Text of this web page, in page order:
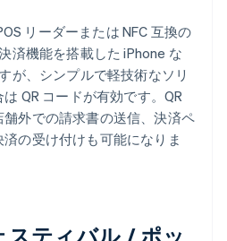
リーダーまたは NFC 互換の
済機能を搭載した iPhone な
が、シンプルで軽技術なソリ
QR コードが有効です。QR
外での請求書の送信、決済ペ
の受け付けも可能になりま